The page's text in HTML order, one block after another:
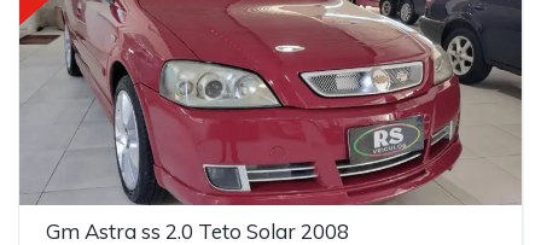
Gm Astra ss 2.0 Teto Solar 2008